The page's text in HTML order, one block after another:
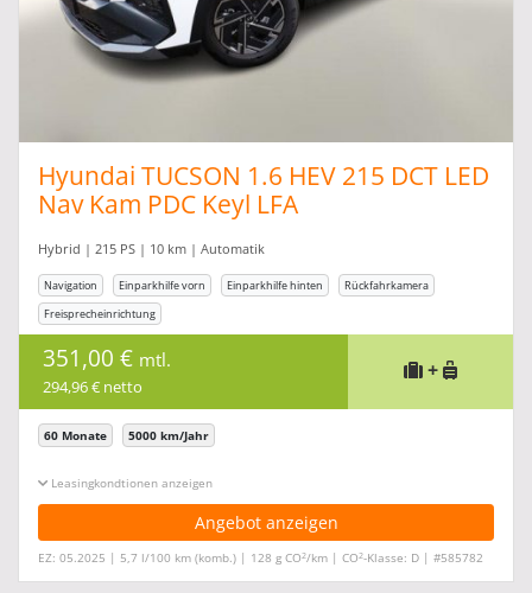
Hyundai TUCSON 1.6 HEV 215 DCT LED
Nav Kam PDC Keyl LFA
Hybrid | 215 PS | 10 km | Automatik
Navigation Einparkhilfe vorn Einparkhilfe hinten
Rückfahrkamera
Freisprecheinrichtung
351,00 € mtl.
294,96 € netto
+
60 Monate 5000 km/Jahr
Leasingkonditionen ein-/ausblenden
Angebot anzeigen
EZ: 05.2025 | 5,7 l/100 km (komb.) | 128 g CO2/km | CO2-Klasse: D | #585782